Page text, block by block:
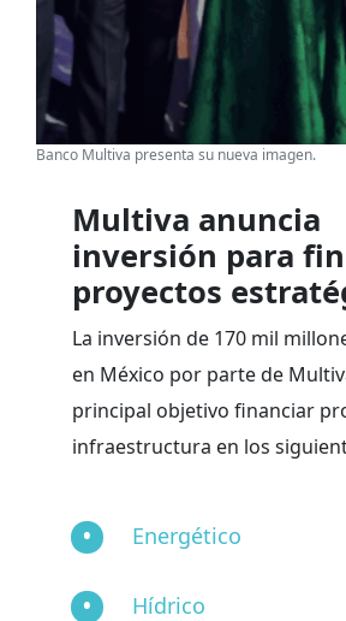
Banco Multiva presenta su nueva imagen.
Multiva anuncia
inversión para
proyectos
La inversión de 170 mil
en México por parte de
principal objetivo financiar
infraestructura en los
Energético
Hídrico